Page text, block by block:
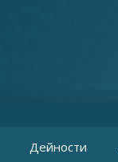
Дейности